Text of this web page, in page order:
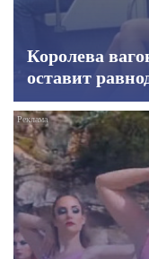
Королева
оставит